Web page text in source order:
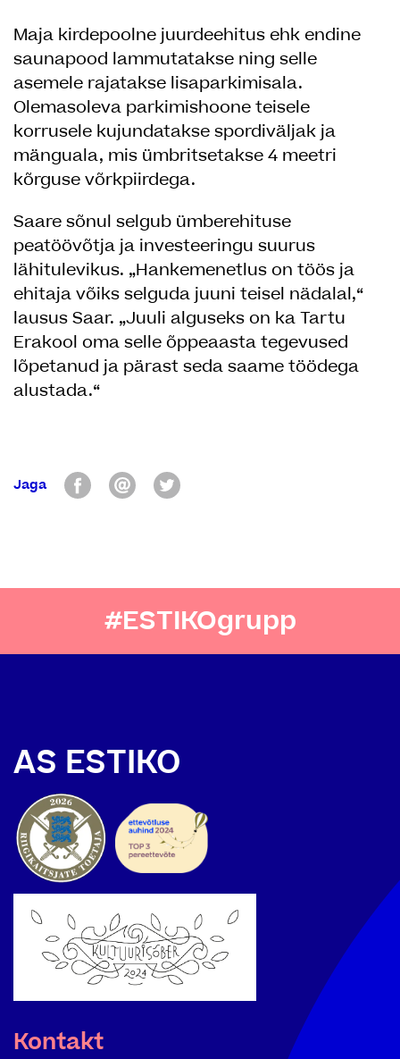
Maja kirdepoolne juurdeehitus ehk endine
saunapood lammutatakse ning selle
asemele rajatakse lisaparkimisala.
Olemasoleva parkimishoone teisele
korrusele kujundatakse spordiväljak ja
mänguala, mis ümbritsetakse 4 meetri
kõrguse võrkpiirdega.
Saare sõnul selgub ümberehituse
peatöövõtja ja investeeringu suurus
lähitulevikus. „Hankemenetlus on töös ja
ehitaja võiks selguda juuni teisel nädalal,“
lausus Saar. „Juuli alguseks on ka Tartu
Erakool oma selle õppeaasta tegevused
lõpetanud ja pärast seda saame töödega
alustada.“
Jaga
#ESTIKOgrupp
AS ESTIKO
Kontakt